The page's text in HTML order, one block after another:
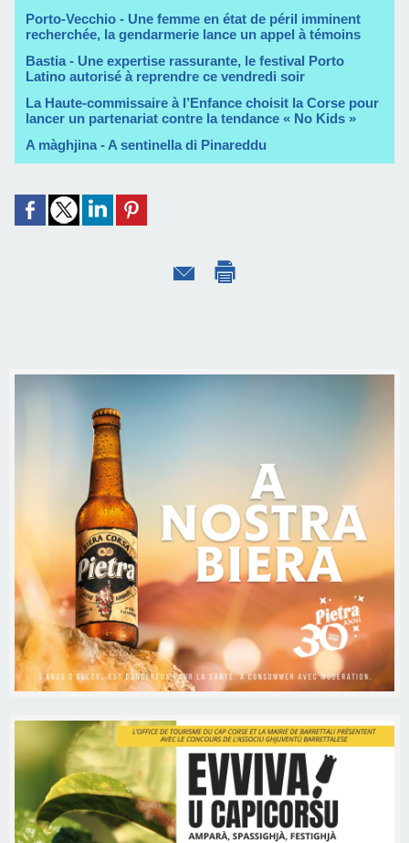
Porto-Vecchio - Une femme en état de péril imminent
recherchée, la gendarmerie lance un appel à témoins
Bastia - Une expertise rassurante, le festival Porto
Latino autorisé à reprendre ce vendredi soir
La Haute-commissaire à l’Enfance choisit la Corse pour
lancer un partenariat contre la tendance « No Kids »
A màghjina - A sentinella di Pinareddu